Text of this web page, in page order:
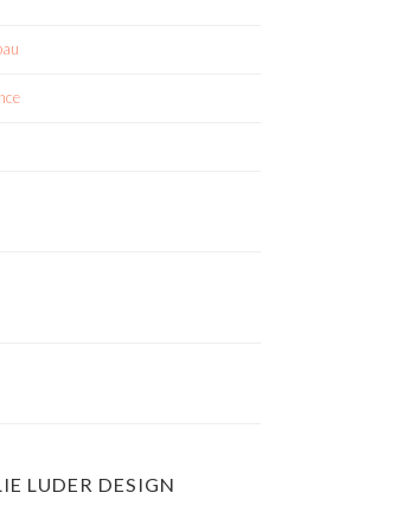
LUDER DESIGN